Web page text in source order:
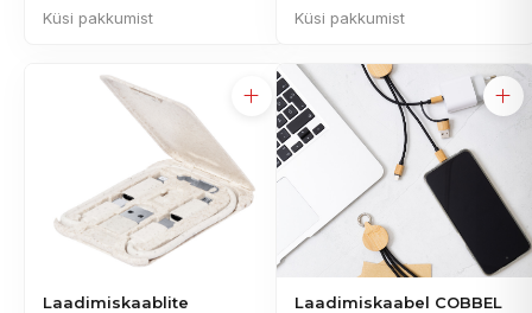
Küsi pakkumist
Küsi pakkumist
Laadimiskaablite
Laadimiskaabel COBBEL